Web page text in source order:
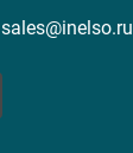
sales@inelso.ru